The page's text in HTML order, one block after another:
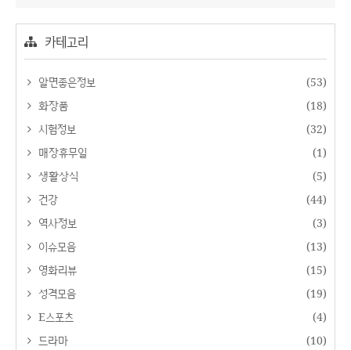
카테고리
알면좋은정보
(53)
화장품
(18)
시험정보
(32)
매장휴무일
(1)
생활상식
(5)
건강
(44)
역사정보
(3)
이슈모음
(13)
영화리뷰
(15)
성격모음
(19)
E스포츠
(4)
드라마
(10)